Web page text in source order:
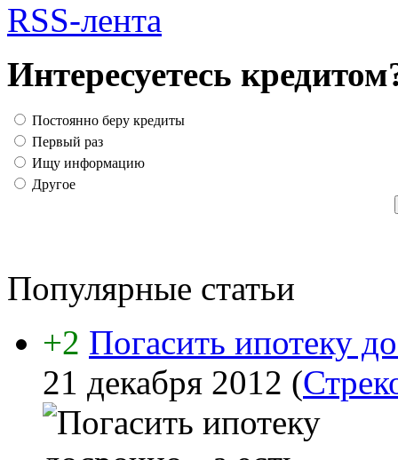
RSS-лента
Интересуетесь
Постоянно беру кредиты
Первый раз
Ищу информацию
Другое
Популярные статьи
+2 Погасить ипотеку
21 декабря 2012 (